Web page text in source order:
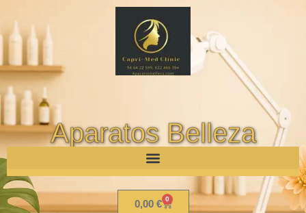
Aparatos Belleza
0,00 € 0